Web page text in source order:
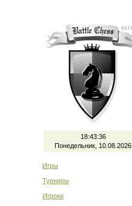
18:43:36
Понедельник, 10.08.2026
Игры
Турниры
Игроки